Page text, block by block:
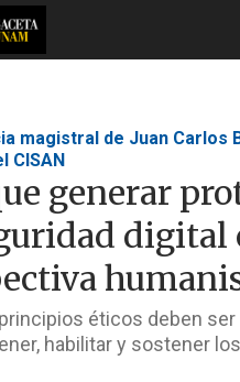
magistral de Juan Carlos
CISAN
generar
digital
éticos deben
habilitar y sostener